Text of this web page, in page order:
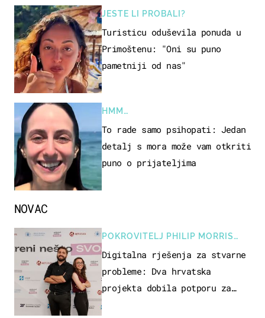
JESTE LI PROBALI?
Turisticu oduševila ponuda u
Primoštenu: "Oni su puno
pametniji od nas"
HMM…
To rade samo psihopati: Jedan
detalj s mora može vam otkriti
puno o prijateljima
NOVAC
POKROVITELJ PHILIP MORRIS
ZAGREB
Digitalna rješenja za stvarne
probleme: Dva hrvatska
projekta dobila potporu za